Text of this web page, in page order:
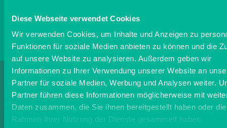
Diese Webseite verwendet Cookies
Wir verwenden Cookies, um Inhalte und Anzeigen zu
Funktionen für soziale Medien anbieten zu können und die
auf unsere Website zu analysieren. Außerdem geben wir
Informationen zu Ihrer Verwendung unserer Website an
Partner für soziale Medien, Werbung und Analysen weiter.
Partner führen diese Informationen möglicherweise mit
Daten zusammen, die Sie ihnen bereitgestellt haben oder
Rahmen Ihrer Nutzung der Dienste gesammelt haben.
Informiere Dich über
Getreideanbau